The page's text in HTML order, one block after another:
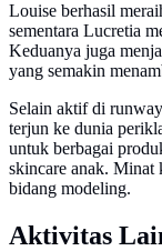
Louise berhasil
sementara Lucretia
Keduanya juga
yang semakin
Selain aktif di
terjun ke dunia
untuk berbagai
skincare anak. Minat
bidang modeling.
Aktivitas